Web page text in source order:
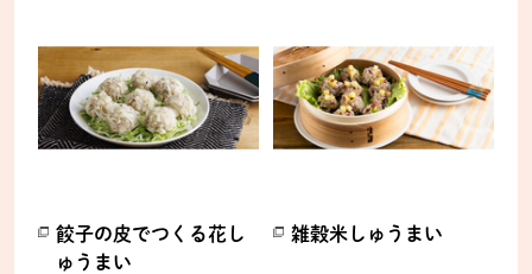
餃子の皮でつくる花し
ゅうまい
雑穀米しゅうまい